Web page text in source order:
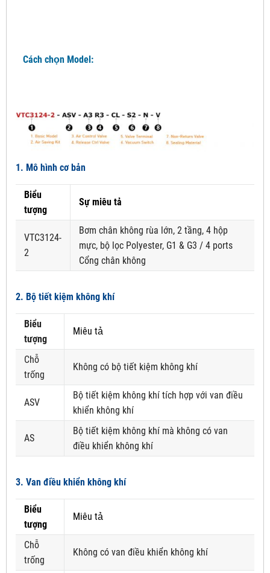
Cách chọn Model:
1. Mô hình cơ bản
Biểu
tượng
Sự miêu tả
VTC3124-
2
Bơm chân không rùa lớn, 2 tầng, 4 hộp
mực, bộ lọc Polyester, G1 & G3 / 4 ports
Cổng chân không
2. Bộ tiết kiệm không khí
Biểu
tượng
Miêu tả
Chỗ
trống
Không có bộ tiết kiệm không khí
ASV
Bộ tiết kiệm không khí tích hợp với van điều
khiển không khí
AS
Bộ tiết kiệm không khí mà không có van
điều khiển không khí
3. Van điều khiển không khí
Biểu
tượng
Miêu tả
Chỗ
trống
Không có van điều khiển không khí